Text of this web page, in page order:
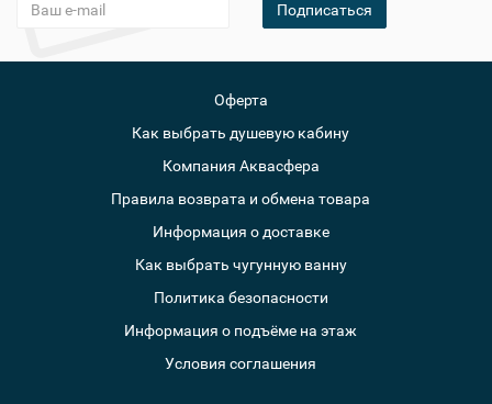
Подписаться
Оферта
Как выбрать душевую кабину
Компания Аквасфера
Правила возврата и обмена товара
Информация о доставке
Как выбрать чугунную ванну
Политика безопасности
Информация о подъёме на этаж
Условия соглашения